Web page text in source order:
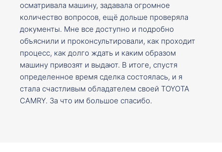
осматривала машину, задавала огромное
количество вопросов, ещё дольше проверяла
документы. Мне все доступно и подробно
объяснили и проконсультировали, как проходит
процесс, как долго ждать и каким образом
машину привозят и выдают. В итоге, спустя
определенное время сделка состоялась, и я
стала счастливым обладателем своей TOYOTA
CAMRY. За что им большое спасибо.